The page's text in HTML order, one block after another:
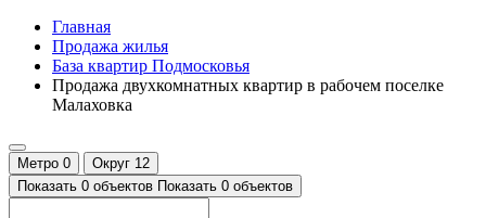
Главная
Продажа жилья
База квартир Подмосковья
Продажа двухкомнатных квартир в рабочем поселке
Малаховка
Метро 0 Округ 12
Показать 0 объектов Показать 0 объектов